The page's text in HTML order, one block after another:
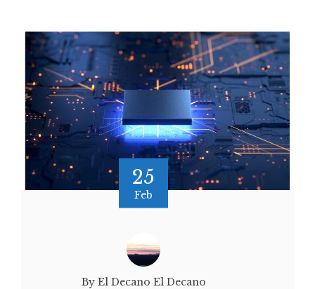
25
Feb
By El Decano El Decano